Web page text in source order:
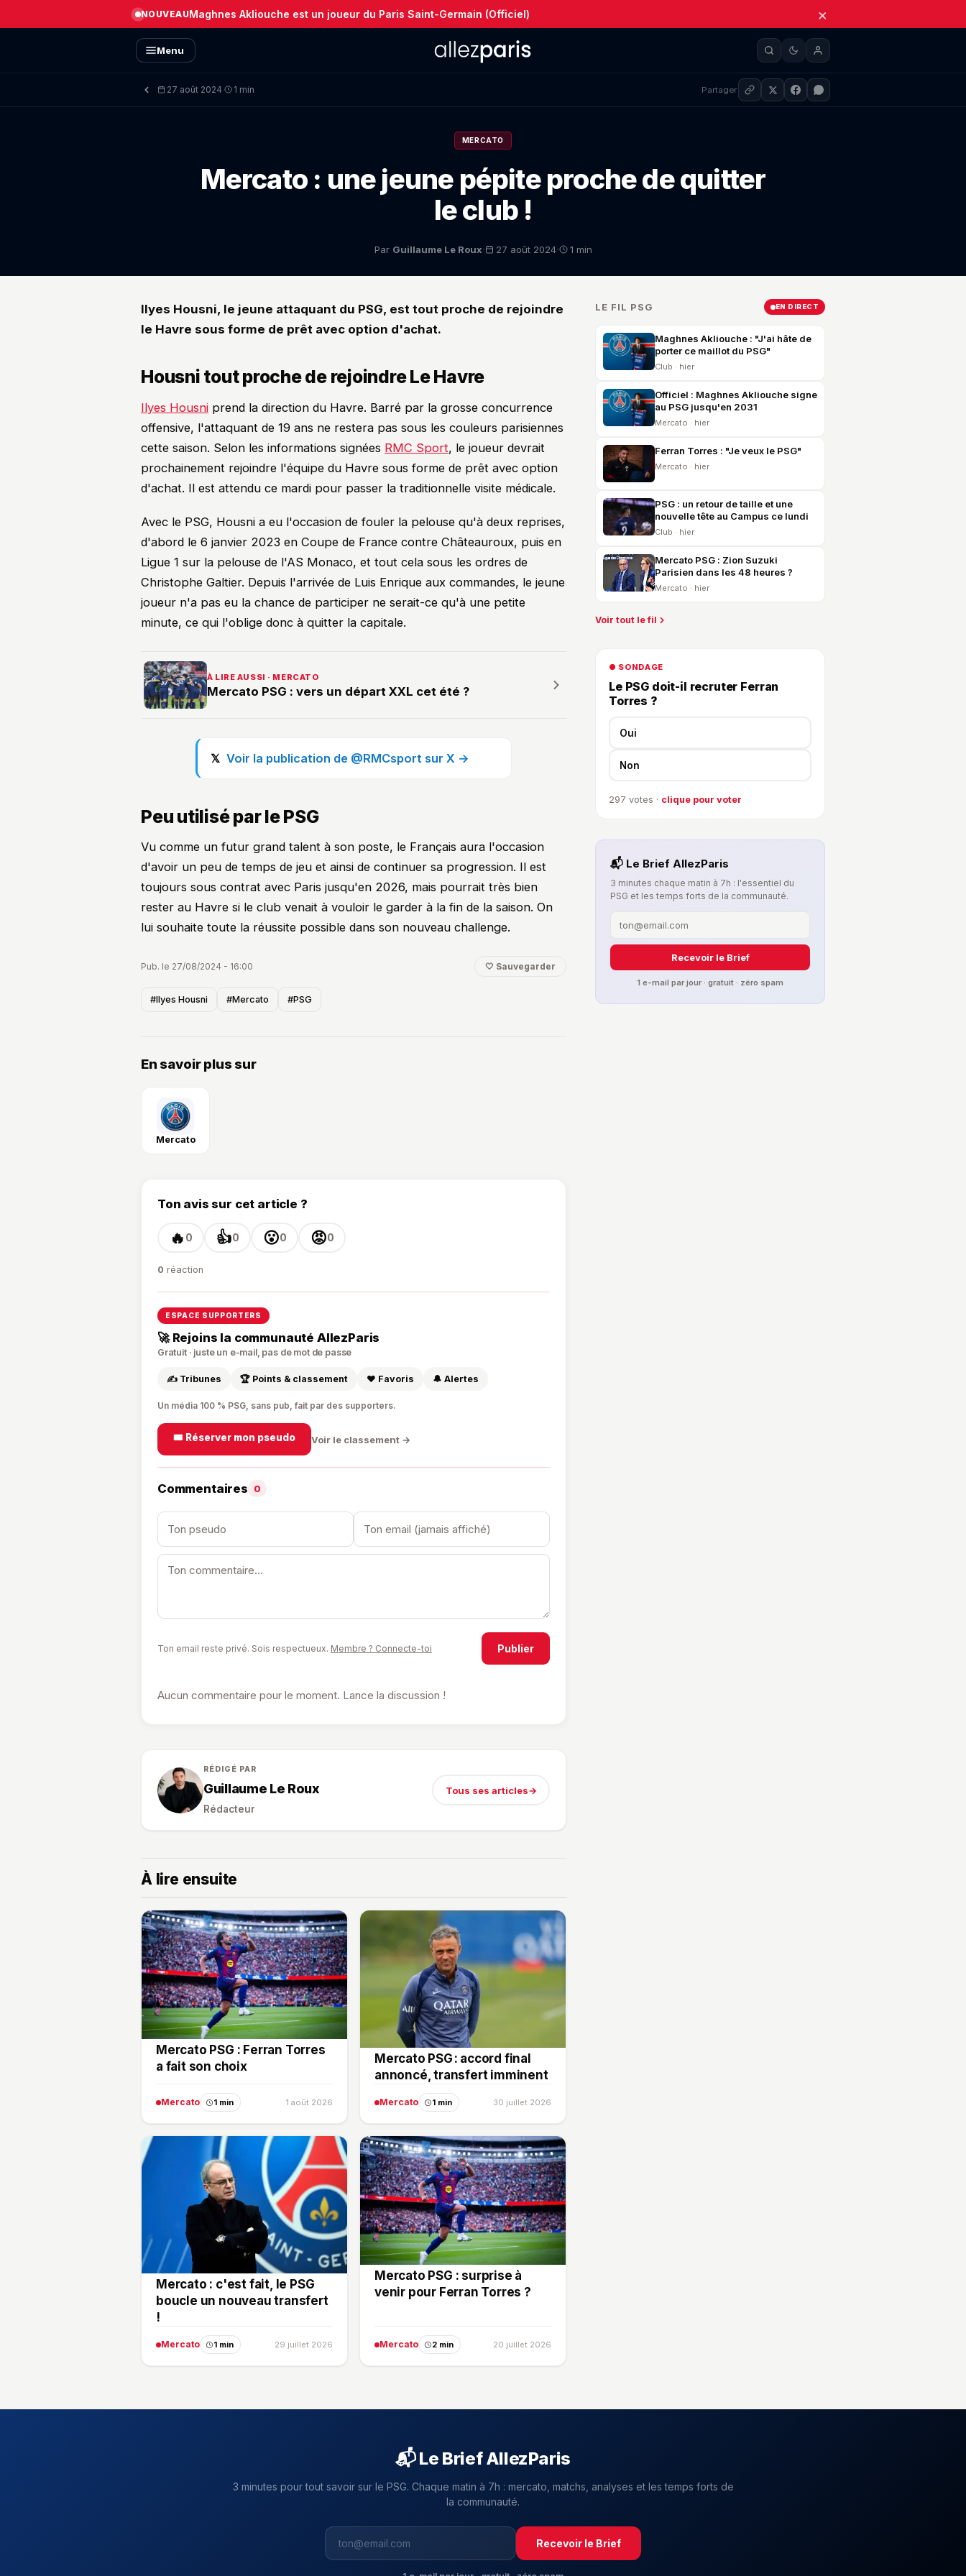
NOUVEAUMaghnes Akliouche est un joueur du Paris Saint-Germain (Officiel) ×
Menu
27 août 2024· 1 min Partager
MERCATO
Mercato : une jeune pépite proche de quitter
le club !
Par Guillaume Le Roux· 27 août 2024· 1 min
Ilyes Housni, le jeune attaquant du PSG, est tout proche de rejoindre
le Havre sous forme de prêt avec option d'achat.
Housni tout proche de rejoindre Le Havre
Ilyes Housni prend la direction du Havre. Barré par la grosse concurrence
offensive, l'attaquant de 19 ans ne restera pas sous les couleurs parisiennes
cette saison. Selon les informations signées RMC Sport, le joueur devrait
prochainement rejoindre l'équipe du Havre sous forme de prêt avec option
d'achat. Il est attendu ce mardi pour passer la traditionnelle visite médicale.
Avec le PSG, Housni a eu l'occasion de fouler la pelouse qu'à deux reprises,
d'abord le 6 janvier 2023 en Coupe de France contre Châteauroux, puis en
Ligue 1 sur la pelouse de l'AS Monaco, et tout cela sous les ordres de
Christophe Galtier. Depuis l'arrivée de Luis Enrique aux commandes, le jeune
joueur n'a pas eu la chance de participer ne serait-ce qu'à une petite
minute, ce qui l'oblige donc à quitter la capitale.
À LIRE AUSSI · MERCATO
Mercato PSG : vers un départ XXL cet été ?
Voir la publication de @RMCsport sur X →
Peu utilisé par le PSG
Vu comme un futur grand talent à son poste, le Français aura l'occasion
d'avoir un peu de temps de jeu et ainsi de continuer sa progression. Il est
toujours sous contrat avec Paris jusqu'en 2026, mais pourrait très bien
rester au Havre si le club venait à vouloir le garder à la fin de la saison. On
lui souhaite toute la réussite possible dans son nouveau challenge.
Pub. le 27/08/2024 - 16:00 🤍 Sauvegarder
#Ilyes Housni #Mercato #PSG
En savoir plus sur
Mercato
Ton avis sur cet article ?
🔥 0 👍0 😮0 😡0
0 réaction
ESPACE SUPPORTERS
🚀 Rejoins la communauté AllezParis
Gratuit · juste un e-mail, pas de mot de passe
✍️ Tribunes 🏆 Points & classement ❤️ Favoris 🔔 Alertes
Un média 100 % PSG, sans pub, fait par des supporters.
🎟️ Réserver mon pseudo Voir le classement →
Commentaires 0
Ton email reste privé. Sois respectueux. Membre ? Connecte-toi Publier
Aucun commentaire pour le moment. Lance la discussion !
RÉDIGÉ PAR
Guillaume Le Roux
Rédacteur
Tous ses articles→
À lire ensuite
Mercato PSG : Ferran Torres
a fait son choix
Mercato 1 min 1 août 2026
Mercato PSG : accord final
annoncé, transfert imminent
Mercato 1 min 30 juillet 2026
Mercato : c'est fait, le PSG
boucle un nouveau transfert
!
Mercato 1 min 29 juillet 2026
Mercato PSG : surprise à
venir pour Ferran Torres ?
Mercato 2 min 20 juillet 2026
LE FIL PSG EN DIRECT
Maghnes Akliouche : "J'ai hâte de
porter ce maillot du PSG"
Club · hier
Officiel : Maghnes Akliouche signe
au PSG jusqu'en 2031
Mercato · hier
Ferran Torres : "Je veux le PSG"
Mercato · hier
PSG : un retour de taille et une
nouvelle tête au Campus ce lundi
Club · hier
Mercato PSG : Zion Suzuki
Parisien dans les 48 heures ?
Mercato · hier
Voir tout le fil
● SONDAGE
Le PSG doit-il recruter Ferran
Torres ?
Oui
Non
297 votes · clique pour voter
📬 Le Brief AllezParis
3 minutes chaque matin à 7h : l'essentiel du
PSG et les temps forts de la communauté.
Recevoir le Brief
1 e-mail par jour · gratuit · zéro spam
📬 Le Brief AllezParis
3 minutes pour tout savoir sur le PSG. Chaque matin à 7h : mercato, matchs, analyses et les temps forts de
la communauté.
Recevoir le Brief